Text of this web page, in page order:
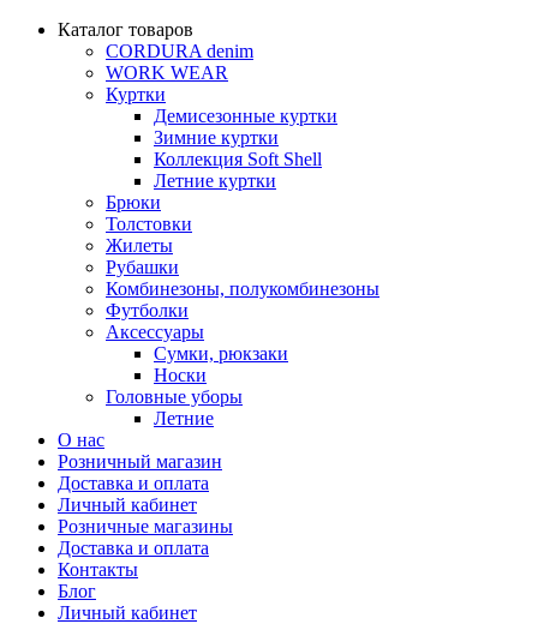
Каталог товаров
CORDURA denim
WORK WEAR
Куртки
Демисезонные куртки
Зимние куртки
Коллекция Soft Shell
Летние куртки
Брюки
Толстовки
Жилеты
Рубашки
Комбинезоны, полукомбинезоны
Футболки
Аксессуары
Сумки, рюкзаки
Носки
Головные уборы
Летние
О нас
Розничный магазин
Доставка и оплата
Личный кабинет
Розничные магазины
Доставка и оплата
Контакты
Блог
Личный кабинет